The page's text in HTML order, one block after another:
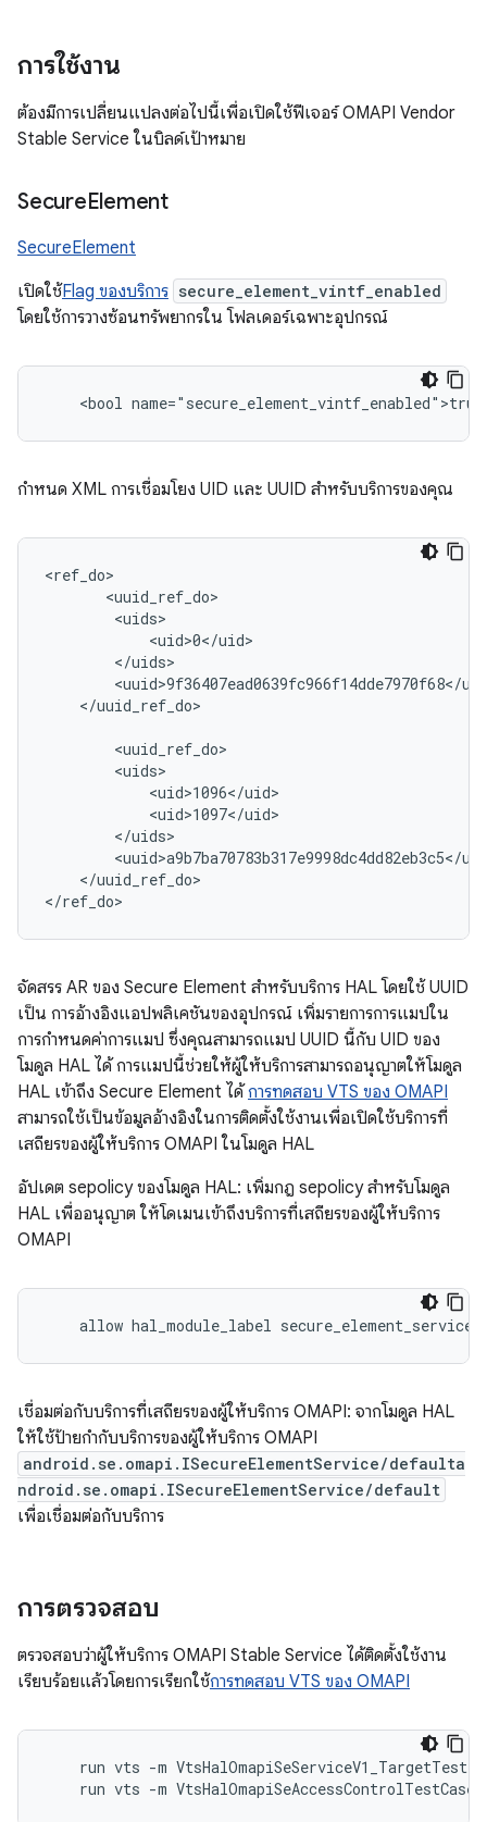
การใช้งาน
ต้องมีการเปลี่ยนแปลงต่อไปนี้เพื่อเปิดใช้ฟีเจอร์ OMAPI Vendor
Stable Service ในบิลด์เป้าหมาย
SecureElement
SecureElement
เปิดใช้Flag ของบริการ secure_element_vintf_enabled
โดยใช้การวางซ้อนทรัพยากรใน โฟลเดอร์เฉพาะอุปกรณ์
<bool
กำหนด XML การเชื่อมโยง UID และ UUID สำหรับบริการของคุณ
<ref_do>
       <uuid_ref_do>
        <uids>
            <uid>0</uid>
        </uids>
<uuid>9f36407ead0639fc966f14dde7970f68</
    </uuid_ref_do>
        <uuid_ref_do>
        <uids>
            <uid>1096</uid>
            <uid>1097</uid>
        </uids>
<uuid>a9b7ba70783b317e9998dc4dd82eb3c5</
    </uuid_ref_do>
</ref_do>
จัดสรร AR ของ Secure Element สำหรับบริการ HAL โดยใช้ UUID
เป็น การอ้างอิงแอปพลิเคชันของอุปกรณ์ เพิ่มรายการการแมปใน
การกำหนดค่าการแมป ซึ่งคุณสามารถแมป UUID นี้กับ UID ของ
โมดูล HAL ได้ การแมปนี้ช่วยให้ผู้ให้บริการสามารถอนุญาตให้โมดูล
HAL เข้าถึง Secure Element ได้การทดสอบ VTS ของ OMAPI
สามารถใช้เป็นข้อมูลอ้างอิงในการติดตั้งใช้งานเพื่อเปิดใช้บริการที่
เสถียรของผู้ให้บริการ OMAPI ในโมดูล HAL
อัปเดต sepolicy ของโมดูล HAL: เพิ่มกฎ sepolicy สำหรับโมดูล
HAL เพื่ออนุญาต ให้โดเมนเข้าถึงบริการที่เสถียรของผู้ให้บริการ
OMAPI
allow hal_module_label
เชื่อมต่อกับบริการที่เสถียรของผู้ให้บริการ OMAPI: จากโมดูล HAL
ให้ใช้ป้ายกำกับบริการของผู้ให้บริการ OMAPI
android.se.omapi.ISecureElementService/defaulta
ndroid.se.omapi.ISecureElementService/default
เพื่อเชื่อมต่อกับบริการ
การตรวจสอบ
ตรวจสอบว่าผู้ให้บริการ OMAPI Stable Service ได้ติดตั้งใช้งาน
เรียบร้อยแล้วโดยการเรียกใช้การทดสอบ VTS ของ OMAPI
    run vts -m VtsHalOmapiSeServiceV1_TargetTest
    run vts -m VtsHalOmapiSeAccessControlTestCases